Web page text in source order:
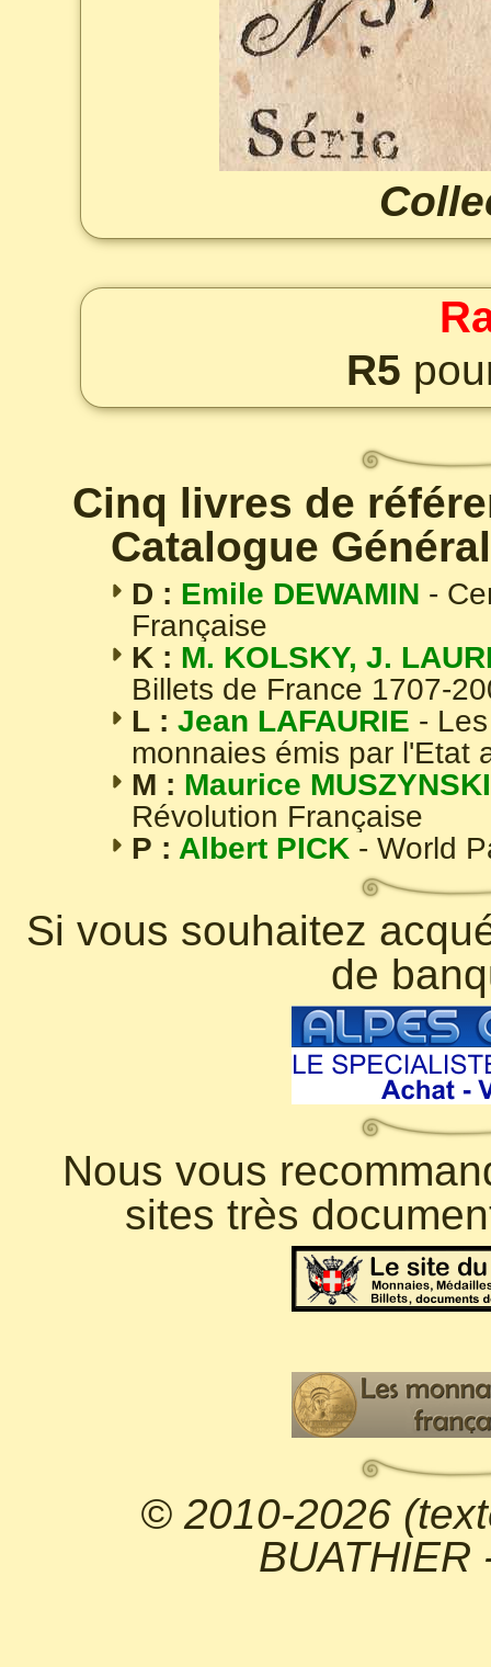
R5
Cinq livres de
Catalogue
D : Emile DEWAMIN -
Française
K : M. KOLSKY, J.
Billets de France 1707-
L : Jean LAFAURIE -
monnaies émis par l'Etat
M : Maurice MUSZYNSKI
Révolution Française
P : Albert PICK - World
Si vous souhaitez
de
Nous vous
sites très
© 2010-2026
BUATHIER